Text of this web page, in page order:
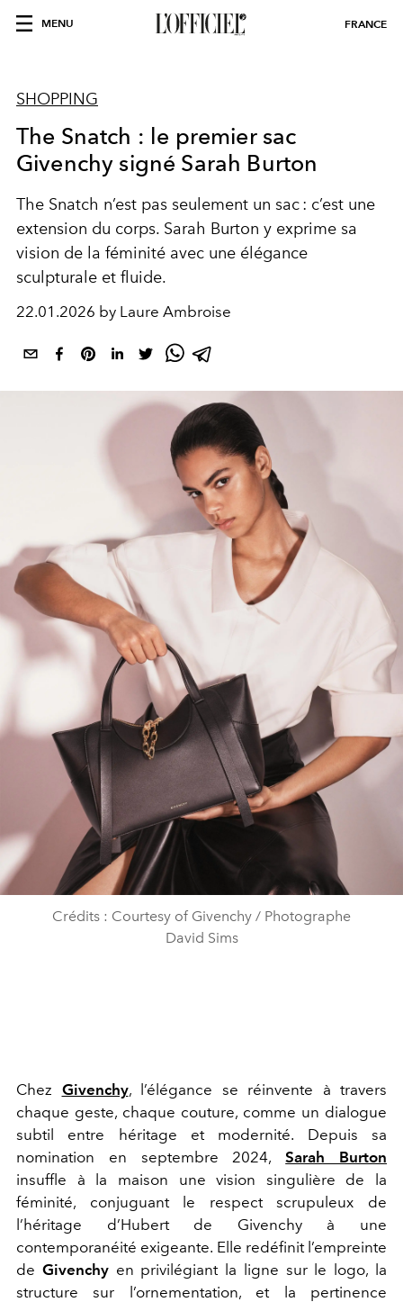
MENU FRANCE
SHOPPING
The Snatch : le premier sac
Givenchy signé Sarah Burton
The Snatch n’est pas seulement un sac : c’est une
extension du corps. Sarah Burton y exprime sa
vision de la féminité avec une élégance
sculpturale et fluide.
22.01.2026 by Laure Ambroise
Crédits : Courtesy of Givenchy / Photographe
David Sims
Chez Givenchy, l’élégance se réinvente à travers
chaque geste, chaque couture, comme un dialogue
subtil entre héritage et modernité. Depuis sa
nomination en septembre 2024,Sarah Burton
insuffle à la maison une vision singulière de la
féminité, conjuguant le respect scrupuleux de
l’héritage d’Hubert de Givenchy à une
contemporanéité exigeante. Elle redéfinit l’empreinte
de Givenchyen privilégiant la ligne sur le logo, la
structure sur l’ornementation, et la pertinence